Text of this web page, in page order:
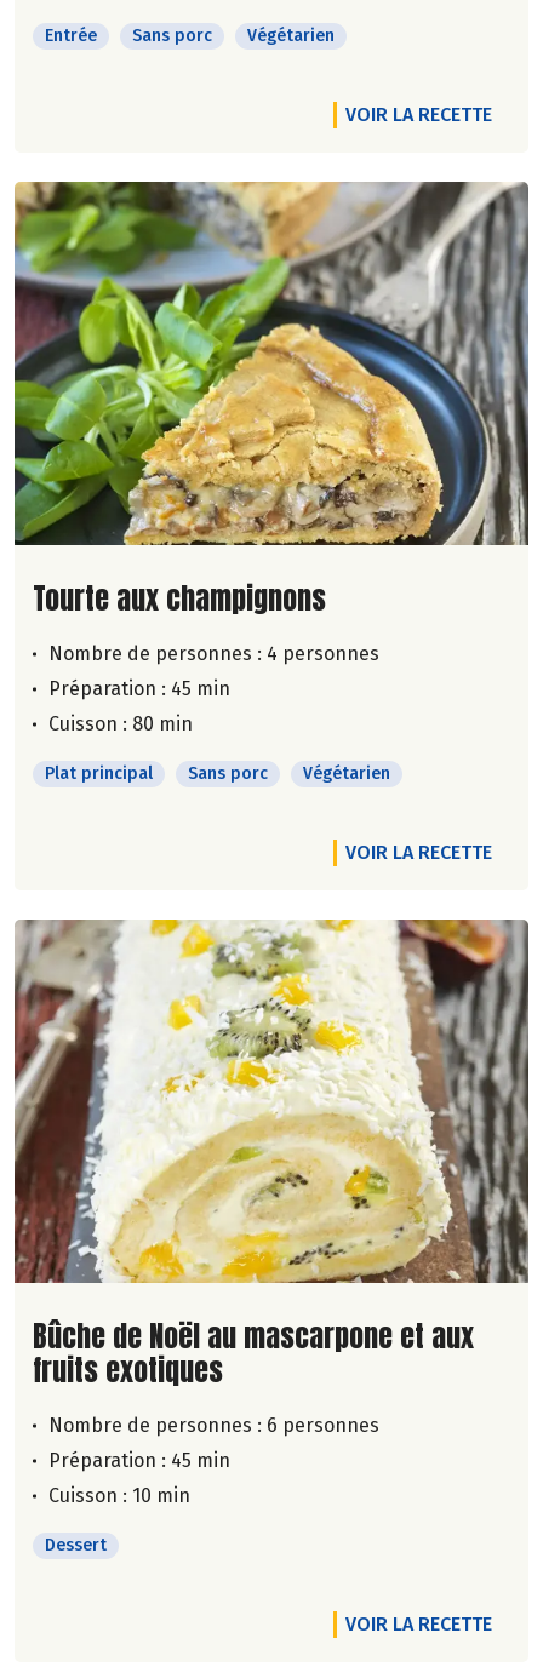
Entrée Sans porc Végétarien
VOIR LA RECETTE
Lire la suite de la recette
Tourte aux champignons
Nombre de personnes : 4 personnes
Préparation : 45 min
Cuisson : 80 min
Plat principal Sans porc Végétarien
VOIR LA RECETTE
Lire la suite de la recette
Bûche de Noël au mascarpone et aux
fruits exotiques
Nombre de personnes : 6 personnes
Préparation : 45 min
Cuisson : 10 min
Dessert
VOIR LA RECETTE